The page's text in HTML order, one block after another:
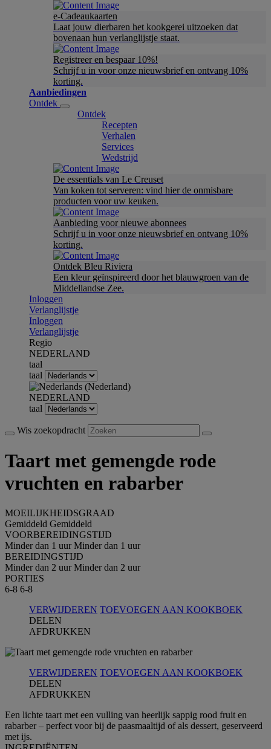
e-Cadeaukaarten
Laat jouw dierbaren het kookgerei uitzoeken dat
bovenaan hun verlanglijstje staat.
Registreer en bespaar 10%!
Schrijf u in voor onze nieuwsbrief en ontvang 10%
korting.
Aanbiedingen
Ontdek
Ontdek
Recepten
Verhalen
Services
Wedstrijd
De essentials van Le Creuset
Van koken tot serveren: vind hier de onmisbare
producten voor uw keuken.
Aanbieding voor nieuwe abonnees
Schrijf u in voor onze nieuwsbrief en ontvang 10%
korting.
Ontdek Bleu Riviera
Een kleur geïnspireerd door het blauwgroen van de
Middellandse Zee.
Inloggen
Verlanglijstje
Inloggen
Verlanglijstje
Regio
NEDERLAND
taal
taal
NEDERLAND
taal
Wis zoekopdracht
Taart met gemengde rode
vruchten en rabarber
MOEILIJKHEIDSGRAAD
Gemiddeld Gemiddeld
VOORBEREIDINGSTIJD
Minder dan 1 uur Minder dan 1 uur
BEREIDINGSTIJD
Minder dan 2 uur Minder dan 2 uur
PORTIES
6-8 6-8
VERWIJDEREN TOEVOEGEN AAN KOOKBOEK
DELEN
AFDRUKKEN
VERWIJDEREN TOEVOEGEN AAN KOOKBOEK
DELEN
AFDRUKKEN
Een lichte taart met een vulling van heerlijk sappig rood fruit en
rabarber – perfect voor bij de paasmaaltijd of als dessert, geserveerd
met ijs.